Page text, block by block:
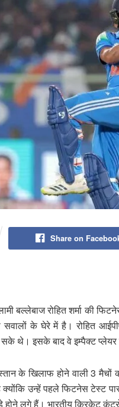
Share on
बल्लेबाज रोहित शर्मा की
सवालों के घेरे में है। रोहित
थे। इसके बाद वे इम्पैक्ट
के खिलाफ होने वाली 3
उन्हें पहले फिटनेस टेस्ट
लगे हैं। भारतीय क्रिकेट